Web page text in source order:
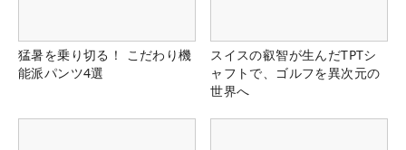
猛暑を乗り切る！ こだわり機
能派パンツ4選
スイスの叡智が生んだTPTシ
ャフトで、ゴルフを異次元の
世界へ